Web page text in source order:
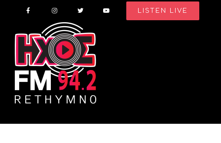
content
LISTEN LIVE